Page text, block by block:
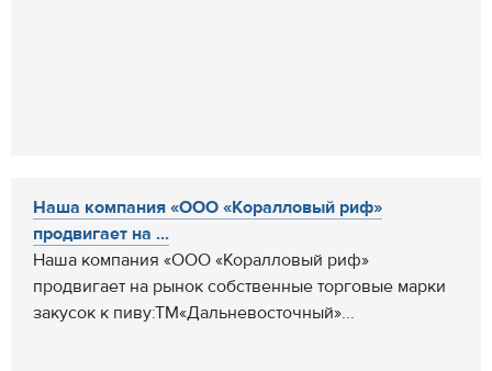
Наша компания «ООО «Коралловый риф»
продвигает на ...
Наша компания «ООО «Коралловый риф»
продвигает на рынок собственные торговые марки
закусок к пиву:ТМ«Дальневосточный»...